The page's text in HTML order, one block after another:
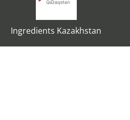
Ingredients Kazakhstan